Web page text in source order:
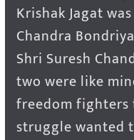
Krishak Jagat
Chandra
Shri Suresh
two were like
freedom
struggle wanted